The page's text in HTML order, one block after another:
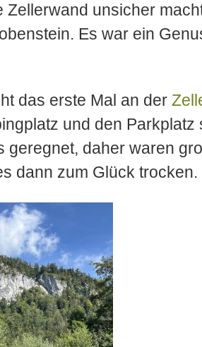
Zellerwand unsicher
Es war ein
das erste Mal an der
und den Parkplatz
geregnet, daher waren
dann zum Glück trocken.